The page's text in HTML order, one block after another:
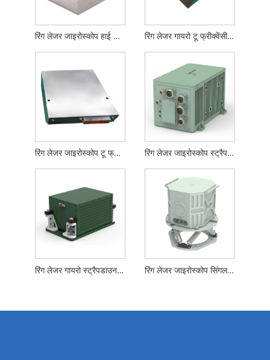
रिंग लेजर जाइरोस्कोप हाई प्रिसिजन टू फ्रीक्वेंसी मशीन शेकिंग रिंग लेजर गायरो टू फ्रीक्वेंसी मशीन शेकिंग
रिंग लेजर जाइरोस्कोप टू फ्रीक्वेंसी मशीन शेकिंग रिंग लेजर जाइरोस्कोप स्ट्रैपडाउन जड़त्वीय नेविगेशन प्रणाली
रिंग लेजर गायरो स्ट्रैपडाउन जड़त्वीय नेविगेशन प्रणाली रिंग लेजर जाइरोस्कोप सिंगल-एक्सिस इंडेक्सिंग इनर्शियल नेविगेशन सिस्टम